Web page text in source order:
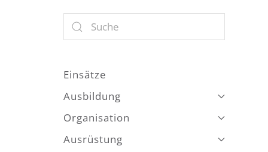
Einsätze
Ausbildung
Organisation
Ausrüstung